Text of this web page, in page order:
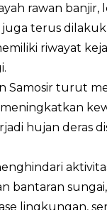
rawan banjir,
terus
riwayat
Samosir turut
hujan deras
bantaran
lingkungan,